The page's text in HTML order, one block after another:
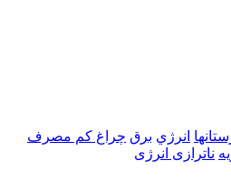
انرژي برق چراغ کم مصرف
ناترازی انرژی